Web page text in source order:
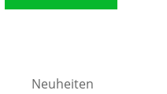
Neuheiten